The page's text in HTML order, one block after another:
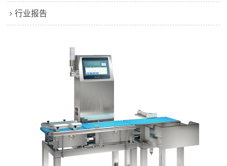
行业报告